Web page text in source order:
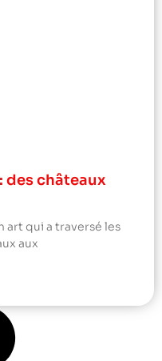
des châteaux
art qui a traversé les
aux